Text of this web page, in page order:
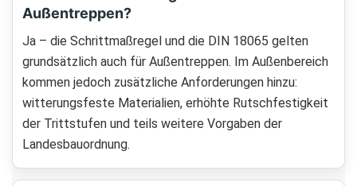
Außentreppen?
Ja – die Schrittmaßregel und die DIN 18065 gelten
grundsätzlich auch für Außentreppen. Im Außenbereich
kommen jedoch zusätzliche Anforderungen hinzu:
witterungsfeste Materialien, erhöhte Rutschfestigkeit
der Trittstufen und teils weitere Vorgaben der
Landesbauordnung.